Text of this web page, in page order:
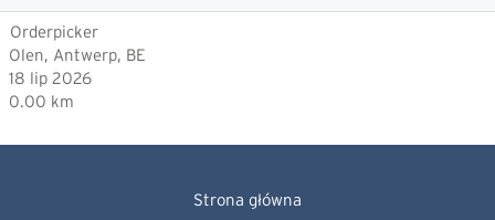
Orderpicker
Olen, Antwerp, BE
18 lip 2026
0.00 km
Strona główna